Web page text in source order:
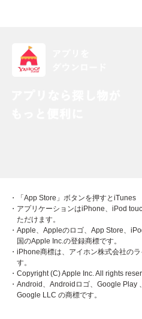
・「App Store」ボタンを押すとiTunes
・アプリケーションはiPhone、iPod
ただけます。
・Apple、Appleのロゴ、App Store、
国のApple Inc.の登録商標です。
・iPhone商標は、アイホン株式会社の
す。
・Copyright (C) Apple Inc. All rights
・Android、Androidロゴ、Google Play
Google LLC の商標です。